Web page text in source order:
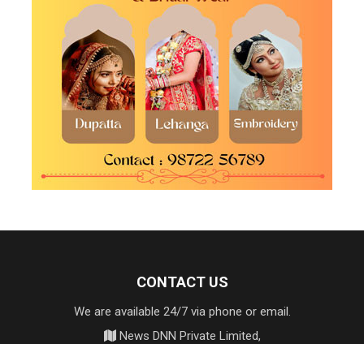
CONTACT US
We are available 24/7 via phone or email.
News DNN Private Limited,